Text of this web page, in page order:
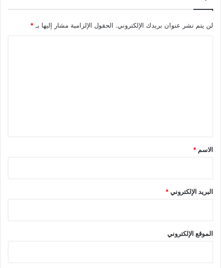
لن يتم نشر عنوان بريدك الإلكتروني. الحقول الإلزامية مشار إليها بـ *
*
الاسم *
البريد الإلكتروني*
الموقع الإلكتروني